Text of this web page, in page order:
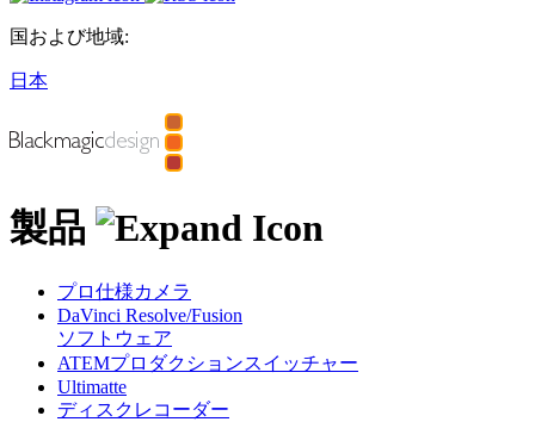
国および地域:
日本
製品
プロ仕様カメラ
DaVinci Resolve/Fusion
ソフトウェア
ATEMプロダクションスイッチャー
Ultimatte
ディスクレコーダー